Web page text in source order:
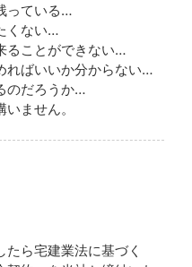
っている…
くない…
ることができない…
ればいいか分からない…
のだろうか…
ません。
ら宅建業法に基づく